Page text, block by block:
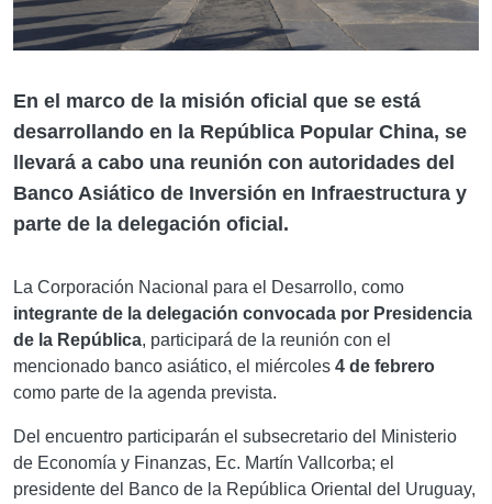
En el marco de la misión oficial que se está
desarrollando en la República Popular China, se
llevará a cabo una reunión con autoridades del
Banco Asiático de Inversión en Infraestructura y
parte de la delegación oficial.
La Corporación Nacional para el Desarrollo, como
integrante de la delegación convocada por Presidencia
de la República, participará de la reunión con el
mencionado banco asiático, el miércoles 4 de febrero
como parte de la agenda prevista.
Del encuentro participarán el subsecretario del Ministerio
de Economía y Finanzas, Ec. Martín Vallcorba; el
presidente del Banco de la República Oriental del Uruguay,